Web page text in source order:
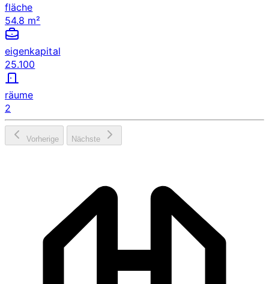
fläche
54.8 m²
eigenkapital
25.100
räume
2
Vorherige Nächste